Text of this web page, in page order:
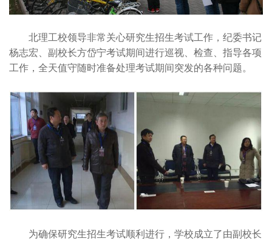
北理工校领导非常关心研究生招生考试工作，纪委书记
杨志宏、副校长方岱宁考试期间进行巡视、检查、指导各项
工作，全天值守随时准备处理考试期间突发的各种问题。
为确保研究生招生考试顺利进行，学校成立了由副校长